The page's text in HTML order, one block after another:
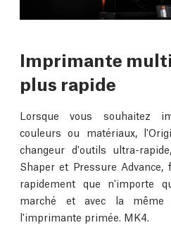
Imprimante
plus rapide
Lorsque vous souhaitez
couleurs ou matériaux,
changeur d'outils ultra-
Shaper et Pressure
rapidement que n'importe
marché et avec la même
l'imprimante primée. MK4.